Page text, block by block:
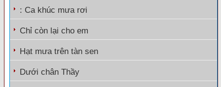
: Ca khúc mưa rơi
Chỉ còn lại cho em
Hạt mưa trên tàn sen
Dưới chân Thầy